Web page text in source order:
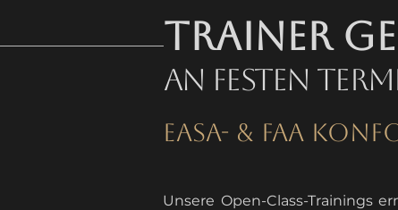
Trainer
An Festen
EASA- & FAA
Unsere Open-Class-Trainings